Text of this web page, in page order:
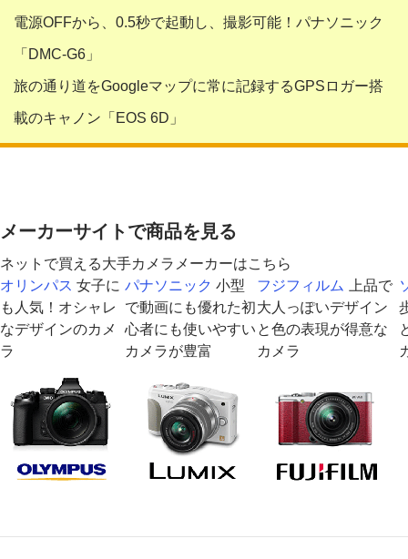
電源OFFから、0.5秒で起動し、撮影可能！パナソニック
「DMC-G6」
旅の通り道をGoogleマップに常に記録するGPSロガー搭
載のキャノン「EOS 6D」
メーカーサイトで商品を見る
ネットで買える大手カメラメーカーはこちら
オリンパス 女子に
も人気！オシャレ
なデザインのカメ
ラ
パナソニック 小型
で動画にも優れた初
心者にも使いやすい
カメラが豊富
フジフィルム
上品で
大人っぽいデザイン
と色の表現が得意な
カメラ